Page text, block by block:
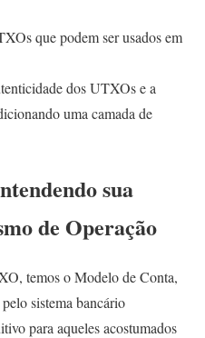
que podem ser usados em
dos UTXOs e a
uma camada de
sua
de Operação
temos o Modelo de Conta,
sistema bancário
para aqueles acostumados